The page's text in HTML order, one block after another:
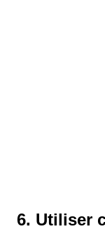
6. Utiliser